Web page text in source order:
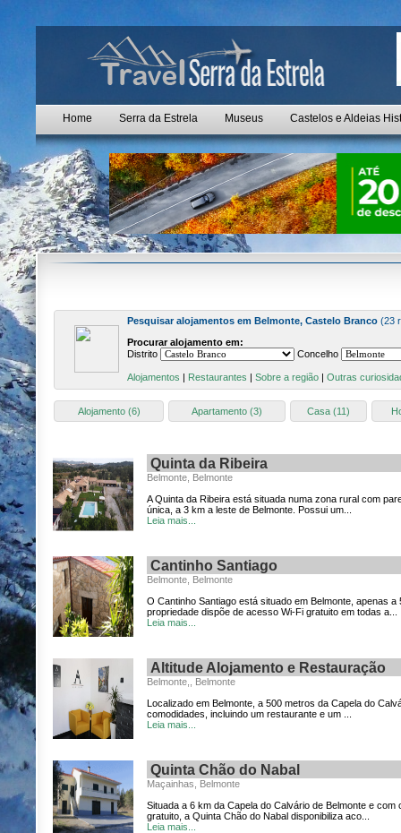
Home Serra da Estrela Museus Castelos e Aldeias
Pesquisar alojamentos em Belmonte, Castelo Branco (23
Procurar alojamento em:
Distrito
Concelho
Alojamentos | Restaurantes | Sobre a região| Outras
Alojamento (6) Apartamento (3) Casa (11)
Quinta da Ribeira
Belmonte, Belmonte
A Quinta da Ribeira está situada numa zona rural com
única, a 3 km a leste de Belmonte. Possui um...
Leia mais...
Cantinho Santiago
Belmonte, Belmonte
O Cantinho Santiago está situado em Belmonte, apenas
propriedade dispõe de acesso Wi-Fi gratuito em todas a...
Leia mais...
Altitude Alojamento e Restauração
Belmonte,, Belmonte
Localizado em Belmonte, a 500 metros da Capela do
comodidades, incluindo um restaurante e um ...
Leia mais...
Quinta Chão do Nabal
Maçainhas, Belmonte
Situada a 6 km da Capela do Calvário de Belmonte e
gratuito, a Quinta Chão do Nabal disponibiliza aco...
Leia mais...